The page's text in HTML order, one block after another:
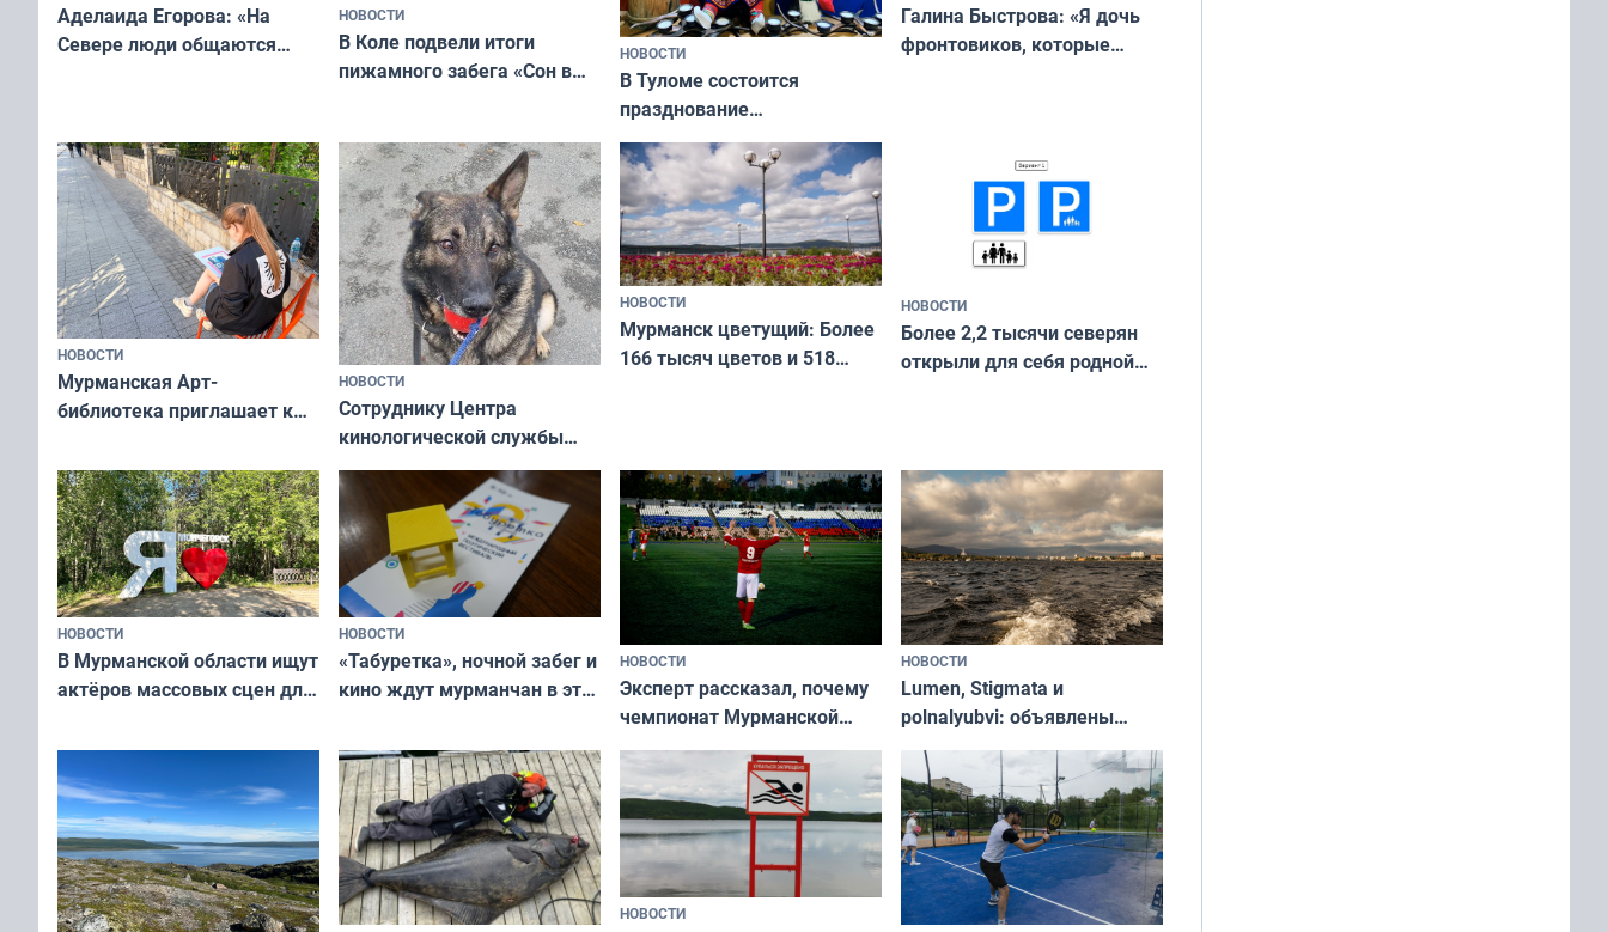
Аделаида Егорова: «На
Севере люди общаются
НОВОСТИ
В Коле подвели итоги
пижамного забега «Сон в
НОВОСТИ
В Туломе состоится
празднование
Международного дня
коренных народов мира
Галина Быстрова: «Я дочь
фронтовиков, которые
НОВОСТИ
Мурманская Арт-
библиотека приглашает к
и фотографов
НОВОСТИ
Сотруднику Центра
кинологической службы
ищут новый дом
НОВОСТИ
Мурманск цветущий: Более
166 тысяч цветов и 518
НОВОСТИ
Более 2,2 тысячи северян
открыли для себя родной
НОВОСТИ
В Мурманской области ищут
актёров массовых сцен для
короткометражном фильме
НОВОСТИ
«Табуретка», ночной забег и
кино ждут мурманчан в эти
НОВОСТИ
Эксперт рассказал, почему
чемпионат Мурманской
области по футболу остался
незамеченным
НОВОСТИ
Lumen, Stigmata и
polnalyubvi: объявлены
хедлайнеры фестиваля
«Имандра» в 2026 года
НОВОСТИ